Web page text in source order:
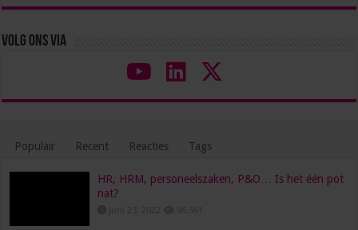
Volg ons via
Populair Recent Reacties Tags
HR, HRM, personeelszaken, P&O… Is het één pot
nat?